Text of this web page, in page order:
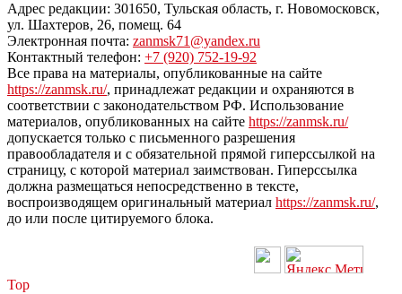
Адрес редакции: 301650, Тульская область, г. Новомосковск,
ул. Шахтеров, 26, помещ. 64
Электронная почта: zanmsk71@yandex.ru
Контактный телефон: +7 (920) 752-19-92
Все права на материалы, опубликованные на сайте
https://zanmsk.ru/, принадлежат редакции и охраняются в
соответствии с законодательством РФ. Использование
материалов, опубликованных на сайте https://zanmsk.ru/
допускается только с письменного разрешения
правообладателя и с обязательной прямой гиперссылкой на
страницу, с которой материал заимствован. Гиперссылка
должна размещаться непосредственно в тексте,
воспроизводящем оригинальный материал https://zanmsk.ru/,
до или после цитируемого блока.
Top